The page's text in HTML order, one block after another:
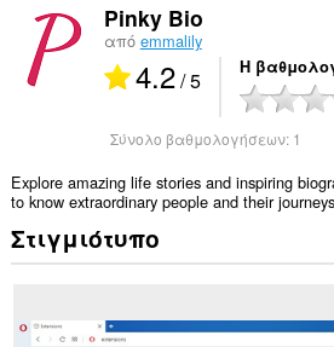
Pinky Bio
από emmalily
4.2/ 5 Η
Σύνολο βαθμολογήσεων: 1
Explore amazing life stories and inspiring
to know extraordinary people and their
Στιγμιότυπο